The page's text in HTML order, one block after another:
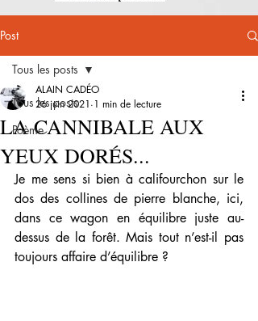
Post
Tous les posts
Poème
Tous les posts
LA CANNIBALE AUX
YEUX DORÉS...
ALAIN CADÉO
26 juin 2021 1 min de lecture
Je me sens si bien à califourchon sur le
dos des collines de pierre blanche, ici,
dans ce wagon en équilibre juste au-
dessus de la forêt. Mais tout n’est-il pas
toujours affaire d’équilibre ?